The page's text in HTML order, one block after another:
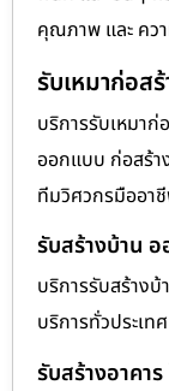
คุณภาพ และ คว
รับเหมาก่อส
บริการรับเหมา
ออกแบบ ก่อสร้า
ทีมวิศวกรมืออา
รับสร้างบ้าน
บริการรับสร้าง
บริการทั่วประเท
รับสร้างอาคาร